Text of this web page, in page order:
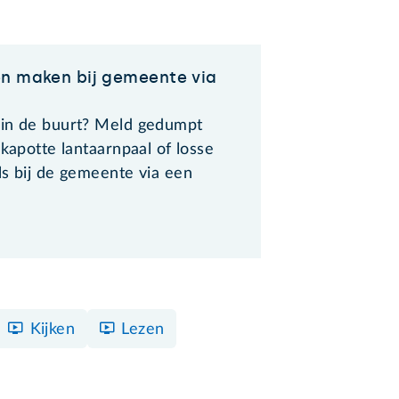
maken bij gemeente via
de buurt? Meld gedumpt
lantaarnpaal of losse
bij de gemeente via een
Kijken Lezen